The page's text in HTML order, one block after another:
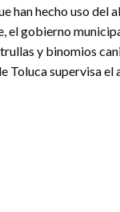
han hecho uso del
gobierno
y binomios
supervisa el